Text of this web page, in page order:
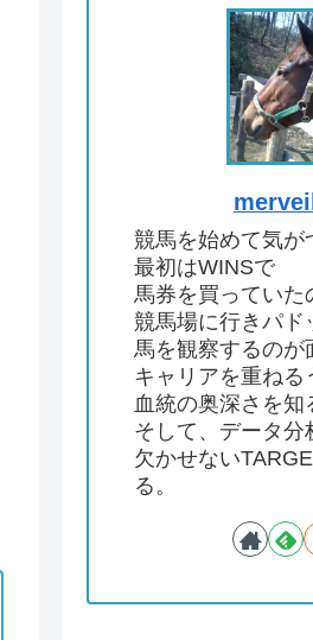
競馬を始めて気が
最初はWINSで
馬券を買っていた
競馬場に行きパド
馬を観察するのが
キャリアを重ねる
血統の奥深さを知
そして、データ分
欠かせない
る。